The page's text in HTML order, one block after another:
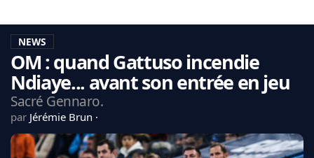
LA CHARTE
VIE PRIVÉE
CGU
CONTACTEZ-NOUS
MERCATO
NEWS
OM : quand Gattuso incendie
Ndiaye... avant son entrée en jeu
Sacré Gennaro.
par Jérémie Brun